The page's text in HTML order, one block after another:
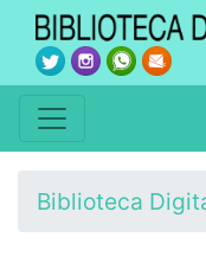
Biblioteca